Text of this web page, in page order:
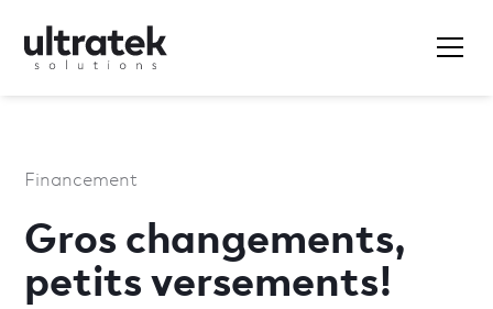
Financement
Gros changements,
petits versements!